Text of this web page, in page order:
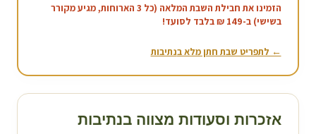
הזמינו את חבילת השבת המלאה (כל 3 הארוחות, מגיע מקורר
בשישי) ב-149 ₪ בלבד לסועד!
← לתפריט שבת חתן מלא בנתיבות
אזכרות וסעודות מצווה בנתיבות